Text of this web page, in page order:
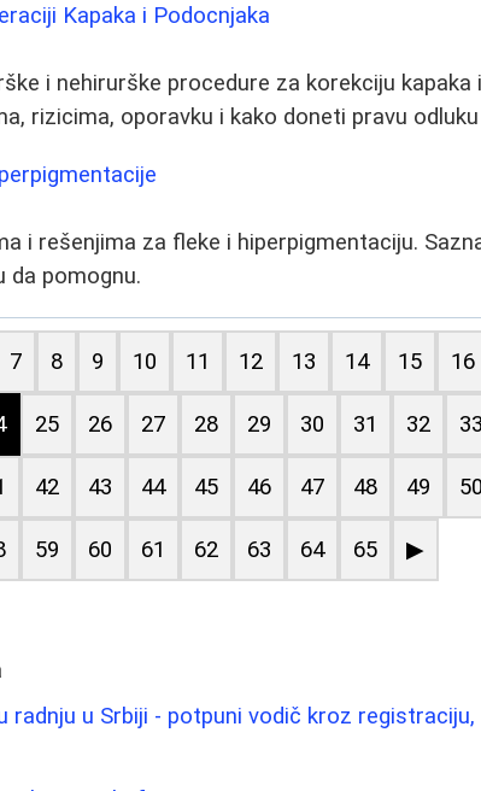
Kapaka i Podocnjaka
i nehirurške procedure za korekciju kapaka
rizicima, oporavku i kako doneti pravu
i rešenjima za fleke i hiperpigmentaciju.
da pomognu.
7 8 9 10 11 12 13 14 15 16
25 26 27 28 29 30 31 32 33
42 43 44 45 46 47 48 49 50
59 60 61 62 63 64 65 ▶
radnju u Srbiji - potpuni vodič kroz registraciju,